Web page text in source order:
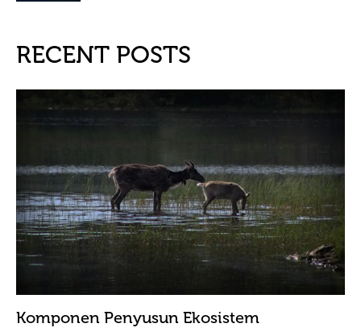
RECENT POSTS
Komponen Penyusun Ekosistem